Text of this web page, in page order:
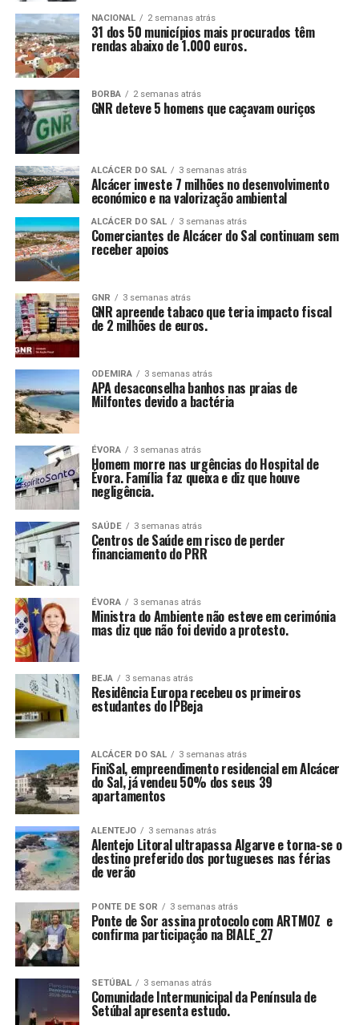
NACIONAL 2 semanas atrás
31 dos 50 municípios mais procurados têm
rendas abaixo de 1.000 euros.
BORBA 2 semanas atrás
GNR deteve 5 homens que caçavam ouriços
ALCÁCER DO SAL 3 semanas atrás
Alcácer investe 7 milhões no desenvolvimento
económico e na valorização ambiental
ALCÁCER DO SAL 3 semanas atrás
Comerciantes de Alcácer do Sal continuam sem
receber apoios
GNR 3 semanas atrás
GNR apreende tabaco que teria impacto fiscal
de 2 milhões de euros.
ODEMIRA 3 semanas atrás
APA desaconselha banhos nas praias de
Milfontes devido a bactéria
ÉVORA 3 semanas atrás
Homem morre nas urgências do Hospital de
Évora. Família faz queixa e diz que houve
negligência.
SAÚDE 3 semanas atrás
Centros de Saúde em risco de perder
financiamento do PRR
ÉVORA 3 semanas atrás
Ministra do Ambiente não esteve em cerimónia
mas diz que não foi devido a protesto.
BEJA 3 semanas atrás
Residência Europa recebeu os primeiros
estudantes do IPBeja
ALCÁCER DO SAL 3 semanas atrás
FiniSal, empreendimento residencial em Alcácer
do Sal, já vendeu 50% dos seus 39
apartamentos
ALENTEJO 3 semanas atrás
Alentejo Litoral ultrapassa Algarve e torna-se o
destino preferido dos portugueses nas férias
de verão
PONTE DE SOR 3 semanas atrás
Ponte de Sor assina protocolo com ARTMOZ e
confirma participação na BIALE_27
SETÚBAL 3 semanas atrás
Comunidade Intermunicipal da Península de
Setúbal apresenta estudo.